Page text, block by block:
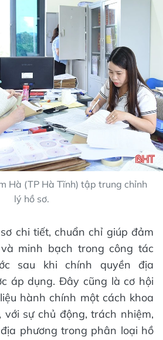
Hà (TP Hà Tĩnh) tập trung chỉnh
lý hồ sơ.
chi tiết, chuẩn chỉ giúp đảm
minh bạch trong công tác
sau khi chính quyền địa
áp dụng. Đây cũng là cơ hội
hành chính một cách khoa
với sự chủ động, trách nhiệm,
phương trong phân loại hồ